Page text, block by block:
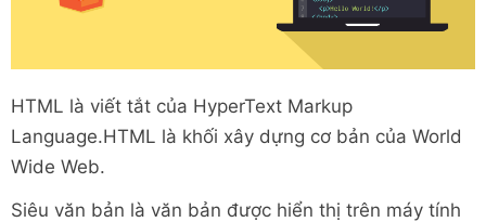
HTML là viết tắt của HyperText Markup
Language.HTML là khối xây dựng cơ bản của World
Wide Web.
Siêu văn bản là văn bản được hiển thị trên máy tính